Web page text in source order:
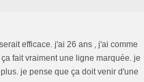
efficace. j'ai 26 ans , j'ai comme
fait vraiment une ligne marquée. je
je pense que ça doit venir d'une